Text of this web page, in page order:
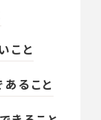
こと
ること